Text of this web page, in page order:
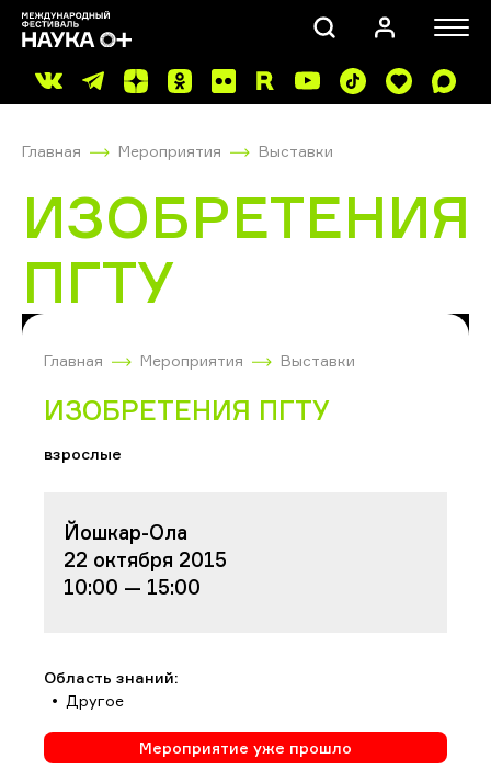
Главная Мероприятия Выставки
ИЗОБРЕТЕНИЯ
ПГТУ
Главная Мероприятия Выставки
ИЗОБРЕТЕНИЯ ПГТУ
взрослые
Йошкар-Ола
22 октября 2015
10:00 — 15:00
Область знаний:
Другое
Мероприятие уже прошло